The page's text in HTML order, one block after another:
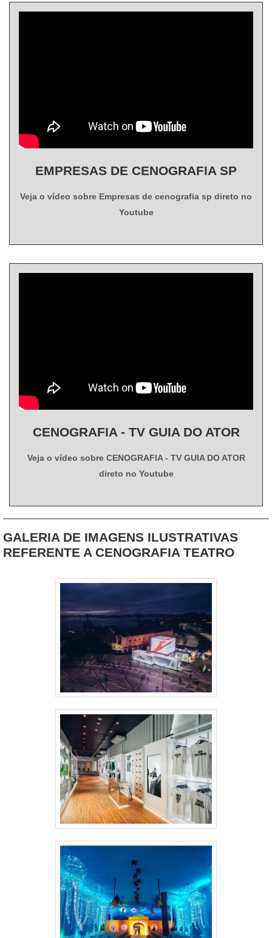
EMPRESAS DE CENOGRAFIA SP
Veja o vídeo sobre Empresas de cenografia sp direto no
Youtube
CENOGRAFIA - TV GUIA DO ATOR
Veja o vídeo sobre CENOGRAFIA - TV GUIA DO ATOR
direto no Youtube
GALERIA DE IMAGENS ILUSTRATIVAS
REFERENTE A CENOGRAFIA TEATRO